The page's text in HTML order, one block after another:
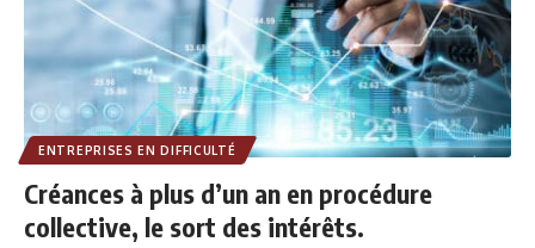
ENTREPRISES EN DIFFICULTÉ
Créances à plus d’un an en procédure
collective, le sort des intérêts.